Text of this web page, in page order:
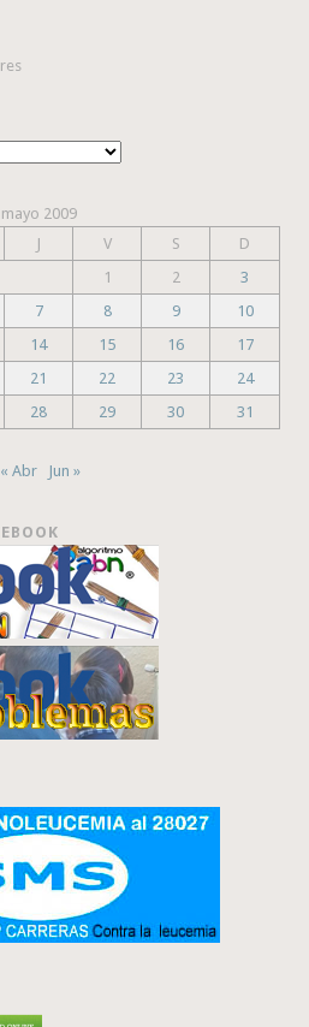
mayo 2009
J V S
D
1
2
3
7 8 9
10
14 15 16
17
21 22 23
24
28 29 30 31
« Abr Jun »